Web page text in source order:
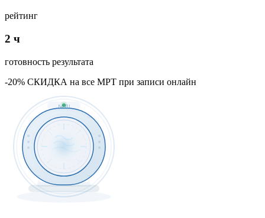
рейтинг
2 ч
готовность результата
-20% СКИДКА на все МРТ при записи онлайн
MRI